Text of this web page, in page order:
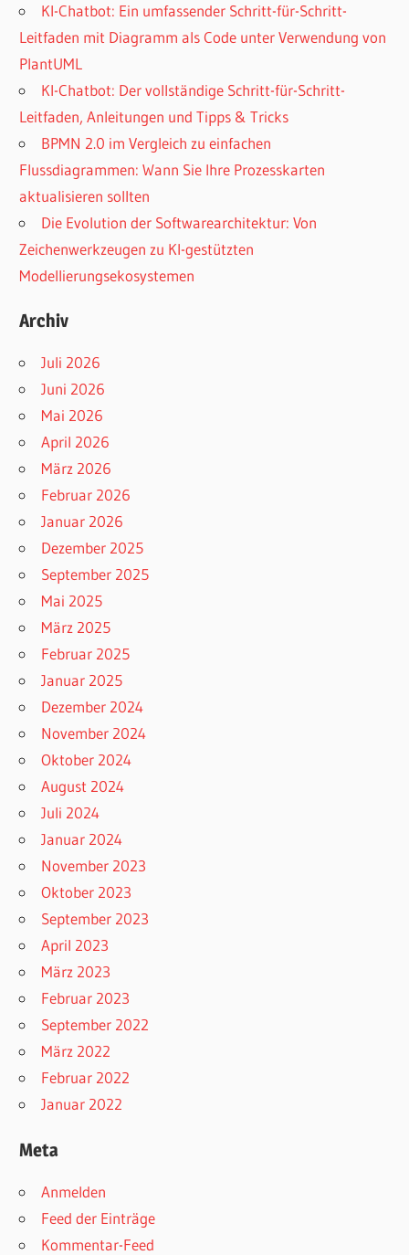
KI-Chatbot: Ein umfassender Schritt-für-Schritt-
Leitfaden mit Diagramm als Code unter Verwendung von
PlantUML
KI-Chatbot: Der vollständige Schritt-für-Schritt-
Leitfaden, Anleitungen und Tipps & Tricks
BPMN 2.0 im Vergleich zu einfachen
Flussdiagrammen: Wann Sie Ihre Prozesskarten
aktualisieren sollten
Die Evolution der Softwarearchitektur: Von
Zeichenwerkzeugen zu KI-gestützten
Modellierungsekosystemen
Archiv
Juli 2026
Juni 2026
Mai 2026
April 2026
März 2026
Februar 2026
Januar 2026
Dezember 2025
September 2025
Mai 2025
März 2025
Februar 2025
Januar 2025
Dezember 2024
November 2024
Oktober 2024
August 2024
Juli 2024
Januar 2024
November 2023
Oktober 2023
September 2023
April 2023
März 2023
Februar 2023
September 2022
März 2022
Februar 2022
Januar 2022
Meta
Anmelden
Feed der Einträge
Kommentar-Feed